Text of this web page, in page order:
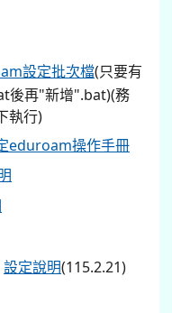
設定批次檔(只要有
後再"新增".bat)(務
執行)
eduroam操作手冊
設定說明(115.2.21)